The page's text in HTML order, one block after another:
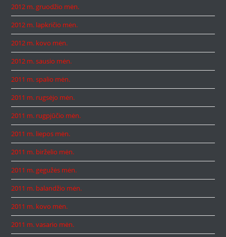
2012 m. gruodžio mėn.
2012 m. lapkričio mėn.
2012 m. kovo mėn.
2012 m. sausio mėn.
2011 m. spalio mėn.
2011 m. rugsėjo mėn.
2011 m. rugpjūčio mėn.
2011 m. liepos mėn.
2011 m. birželio mėn.
2011 m. gegužės mėn.
2011 m. balandžio mėn.
2011 m. kovo mėn.
2011 m. vasario mėn.